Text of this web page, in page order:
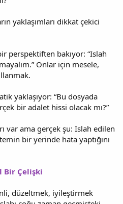
yaklaşımları dikkat çekici
perspektiften bakıyor: “Islah
Onlar için mesele,
yaklaşıyor: “Bu dosyada
bir adalet hissi olacak mı?”
var ama gerçek şu: Islah edilen
bir yerinde hata yaptığını
Bir Çelişki
düzeltmek, iyileştirmek